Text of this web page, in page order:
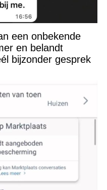
een onbekende
en belandt
bijzonder gesprek